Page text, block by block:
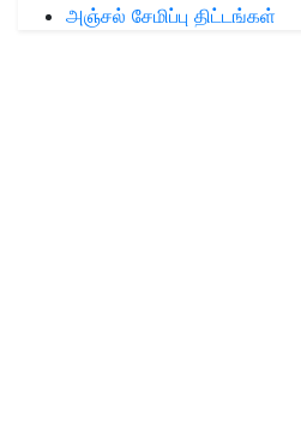
அஞ்சல் சேமிப்பு திட்டங்கள்